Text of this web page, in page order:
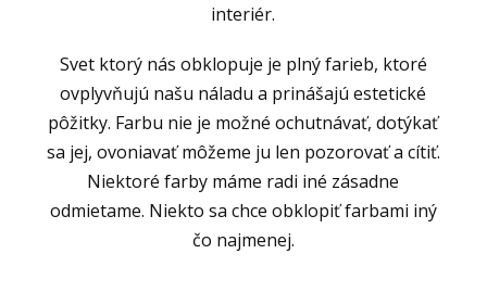
interiér.
Svet ktorý nás obklopuje je plný farieb, ktoré
ovplyvňujú našu náladu a prinášajú estetické
pôžitky. Farbu nie je možné ochutnávať, dotýkať
sa jej, ovoniavať môžeme ju len pozorovať a cítiť.
Niektoré farby máme radi iné zásadne
odmietame. Niekto sa chce obklopiť farbami iný
čo najmenej.